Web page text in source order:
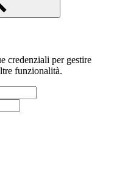
credenziali per gestire
funzionalità.